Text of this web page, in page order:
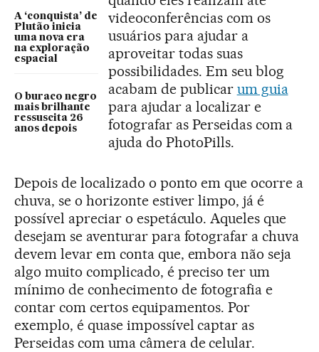
A ‘conquista’ de
Plutão inicia
uma nova era
na exploração
espacial
O buraco negro
mais brilhante
ressuscita 26
anos depois
videoconferências com os
usuários para ajudar a
aproveitar todas suas
possibilidades. Em seu blog
acabam de publicar um guia
para ajudar a localizar e
fotografar as Perseidas com a
ajuda do PhotoPills.
Depois de localizado o ponto em que ocorre a
chuva, se o horizonte estiver limpo, já é
possível apreciar o espetáculo. Aqueles que
desejam se aventurar para fotografar a chuva
devem levar em conta que, embora não seja
algo muito complicado, é preciso ter um
mínimo de conhecimento de fotografia e
contar com certos equipamentos. Por
exemplo, é quase impossível captar as
Perseidas com uma câmera de celular.